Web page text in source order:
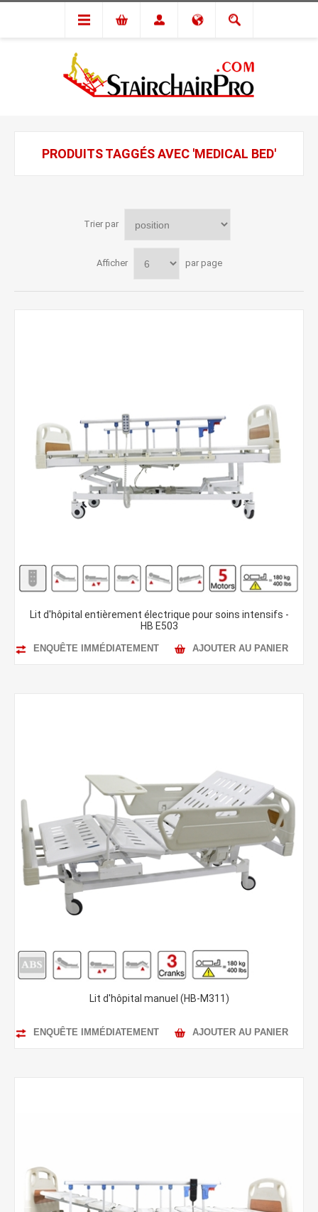
PRODUITS TAGGÉS AVEC 'MEDICAL BED'
Trier par
Afficher par page
Lit d'hôpital entièrement électrique pour soins intensifs -
HB E503
ENQUÊTE IMMÉDIATEMENT AJOUTER AU PANIER
Lit d'hôpital manuel (HB-M311)
ENQUÊTE IMMÉDIATEMENT AJOUTER AU PANIER